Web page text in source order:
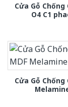
Cửa Gỗ Chống
O4 C1
Cửa Gỗ Chống